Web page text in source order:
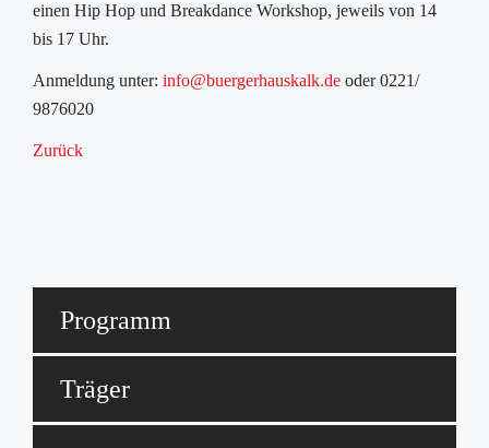
einen Hip Hop und Breakdance Workshop, jeweils von 14
bis 17 Uhr.
Anmeldung unter: info@buergerhauskalk.de oder 0221/
9876020
Zurück
Programm
Träger